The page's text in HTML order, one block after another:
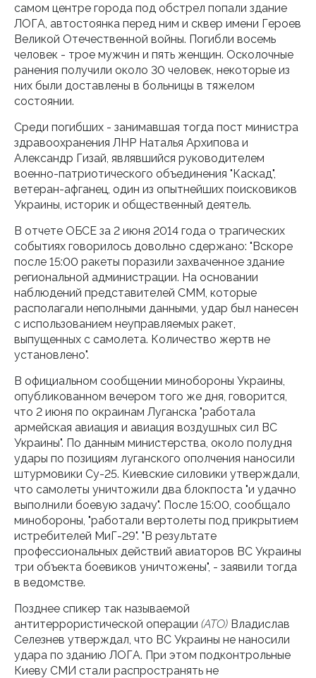
самом центре города под обстрел попали здание
ЛОГА, автостоянка перед ним и сквер имени Героев
Великой Отечественной войны. Погибли восемь
человек - трое мужчин и пять женщин. Осколочные
ранения получили около 30 человек, некоторые из
них были доставлены в больницы в тяжелом
состоянии.
Среди погибших - занимавшая тогда пост министра
здравоохранения ЛНР Наталья Архипова и
Александр Гизай, являвшийся руководителем
военно-патриотического объединения "Каскад",
ветеран-афганец, один из опытнейших поисковиков
Украины, историк и общественный деятель.
В отчете ОБСЕ за 2 июня 2014 года о трагических
событиях говорилось довольно сдержано: "Вскоре
после 15:00 ракеты поразили захваченное здание
региональной администрации. На основании
наблюдений представителей СММ, которые
располагали неполными данными, удар был нанесен
с использованием неуправляемых ракет,
выпущенных с самолета. Количество жертв не
установлено".
В официальном сообщении минобороны Украины,
опубликованном вечером того же дня, говорится,
что 2 июня по окраинам Луганска "работала
армейская авиация и авиация воздушных сил ВС
Украины". По данным министерства, около полудня
удары по позициям луганского ополчения наносили
штурмовики Су-25. Киевские силовики утверждали,
что самолеты уничтожили два блокпоста "и удачно
выполнили боевую задачу". После 15:00, сообщало
минобороны, "работали вертолеты под прикрытием
истребителей МиГ-29". "В результате
профессиональных действий авиаторов ВС Украины
три объекта боевиков уничтожены", - заявили тогда
в ведомстве.
Позднее спикер так называемой
антитеррористической операции (АТО) Владислав
Селезнев утверждал, что ВС Украины не наносили
удара по зданию ЛОГА. При этом подконтрольные
Киеву СМИ стали распространять не